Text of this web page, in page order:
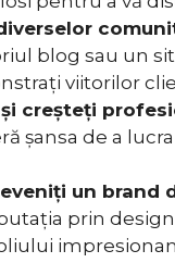
blog sau un
viitorilor
creșteți
șansa de a
un brand
prin